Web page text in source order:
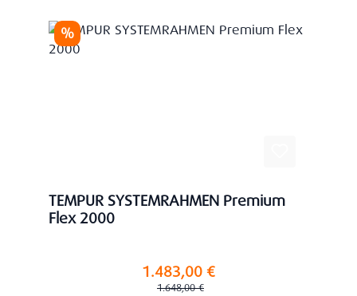
Rabatt
%
TEMPUR SYSTEMRAHMEN Premium
Flex 2000
Verkaufspreis:1.483,00 €
Regulärer Preis:
1.648,00 €